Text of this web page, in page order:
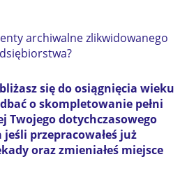
się do osiągnięcia wieku
o skompletowanie pełni
Twojego dotychczasowego
przepracowałeś już
oraz zmieniałeś miejsce